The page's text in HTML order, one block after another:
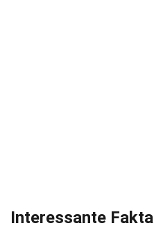
Interessante Fakta